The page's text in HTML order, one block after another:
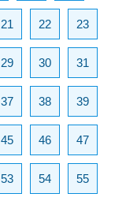
21 22 23
29 30 31
37 38 39
45 46 47
53 54 55